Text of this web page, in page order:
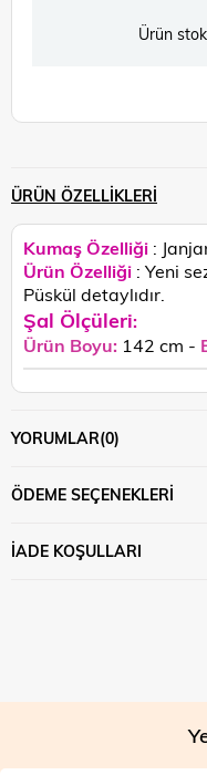
Ürün
ÜRÜN ÖZELLIKLERI
Kumaş Özelliği :
Ürün Özelliği : Yeni
Püskül detaylıdır.
Şal Ölçüleri:
Ürün Boyu: 142 cm -
YORUMLAR(0)
ÖDEME SEÇENEKLERI
İADE KOŞULLARI